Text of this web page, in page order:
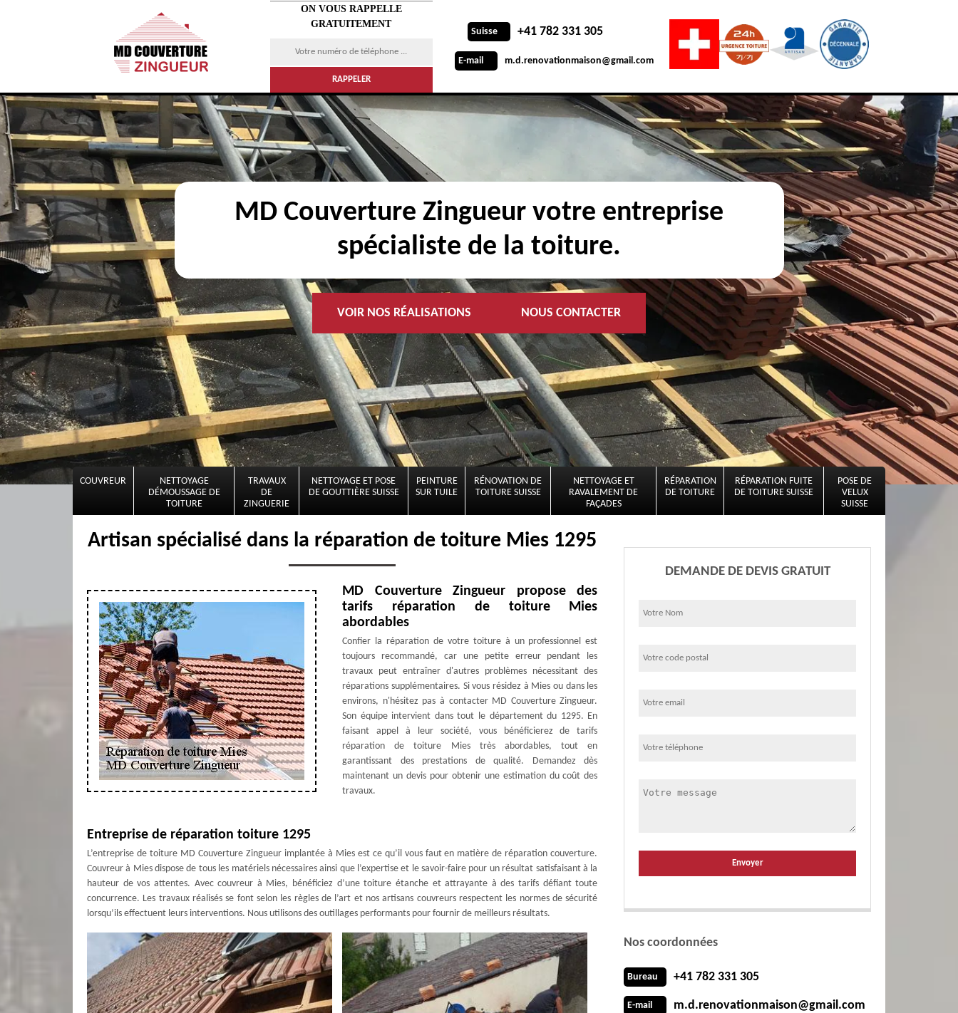
ON VOUS RAPPELLE
GRATUITEMENT
Suisse +41 782 331 305
E-mail m.d.renovationmaison@gmail.com
MD Couverture Zingueur votre entreprise
spécialiste de la toiture.
VOIR NOS RÉALISATIONS NOUS CONTACTER
COUVREUR
NETTOYAGE
DÉMOUSSAGE DE
TOITURE
TRAVAUX
DE
ZINGUERIE
NETTOYAGE ET POSE
DE GOUTTIÈRE SUISSE
PEINTURE
SUR TUILE
RÉNOVATION DE
TOITURE SUISSE
NETTOYAGE ET
RAVALEMENT DE
FAÇADES
RÉPARATION
DE TOITURE
RÉPARATION FUITE
DE TOITURE SUISSE
POSE DE
VELUX
SUISSE
Artisan spécialisé dans la réparation de toiture Mies 1295
MD Couverture Zingueur propose des
tarifs réparation de toiture Mies
abordables
Confier la réparation de votre toiture à un professionnel est
toujours recommandé, car une petite erreur pendant les
travaux peut entraîner d'autres problèmes nécessitant des
réparations supplémentaires. Si vous résidez à Mies ou dans les
environs, n'hésitez pas à contacter MD Couverture Zingueur.
Son équipe intervient dans tout le département du 1295. En
faisant appel à leur société, vous bénéficierez de tarifs
réparation de toiture Mies très abordables, tout en
garantissant des prestations de qualité. Demandez dès
maintenant un devis pour obtenir une estimation du coût des
travaux.
Entreprise de réparation toiture 1295
L’entreprise de toiture MD Couverture Zingueur implantée à Mies est ce qu’il vous faut en matière de réparation couverture.
Couvreur à Mies dispose de tous les matériels nécessaires ainsi que l’expertise et le savoir-faire pour un résultat satisfaisant à la
hauteur de vos attentes. Avec couvreur à Mies, bénéficiez d’une toiture étanche et attrayante à des tarifs défiant toute
concurrence. Les travaux réalisés se font selon les règles de l’art et nos artisans couvreurs respectent les normes de sécurité
lorsqu’ils effectuent leurs interventions. Nous utilisons des outillages performants pour fournir de meilleurs résultats.
DEMANDE DE DEVIS GRATUIT
Nos coordonnées
Bureau +41 782 331 305
E-mail m.d.renovationmaison@gmail.com